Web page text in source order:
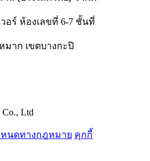
อร์ ห้องเลขที่ 6-7 ชั้นที่
มาก เขตบางกะปิ
Ltd
นดทางกฎหมาย คุกกี้